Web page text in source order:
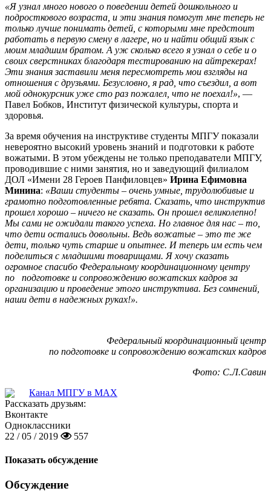
«Я узнал много нового о поведении детей дошкольного и
подросткового возраста, и эти знания помогут мне теперь не
только лучше понимать детей, с которыми мне предстоит
работать в первую смену в лагере, но и найти общий язык с
моим младшим братом. А уж сколько всего я узнал о себе и о
своих сверстниках благодаря тестированию на айтрекерах!
Эти знания заставили меня пересмотреть мои взгляды на
отношения с друзьями. Безусловно, я рад, что съездил, а вот
мой однокурсник уже сто раз пожалел, что не поехал!», —
Павел Бобков, Институт физической культуры, спорта и
здоровья.
За время обучения на инструктиве студенты МПГУ показали
невероятно высокий уровень знаний и подготовки к работе
вожатыми. В этом убеждены не только преподаватели МПГУ,
проводившие с ними занятия, но и заведующий филиалом
ДОЛ «Имени 28 Героев Панфиловцев» Ирина Ефимовна
Минина: «Ваши студенты – очень умные, трудолюбивые и
грамотно подготовленные ребята. Сказать, что инструктив
прошел хорошо – ничего не сказать. Он прошел великолепно!
Мы сами не ожидали такого успеха. Но главное для нас – то,
что дети остались довольны. Ведь вожатые – это те же
дети, только чуть старше и опытнее. И теперь им есть чем
поделиться с младшими товарищами. Я хочу сказать
огромное спасибо Федеральному координационному центру
по подготовке и сопровождению вожатских кадров за
организацию и проведение этого инструктива. Без сомнений,
наши дети в надежных руках!».
Федеральный координационный центр
по подготовке и сопровождению вожатских кадров
Фото: С.Л.Савин
Канал МПГУ в MAX
Рассказать друзьям:
Вконтакте
Одноклассники
22 / 05 / 2019
557
Показать обсуждение
Обсуждение